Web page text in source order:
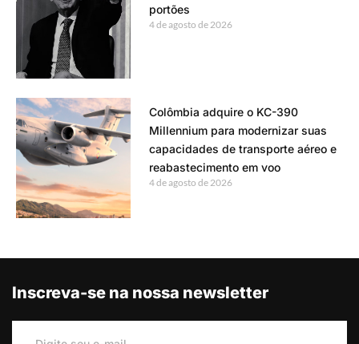
portões
4 de agosto de 2026
Colômbia adquire o KC-390
Millennium para modernizar suas
capacidades de transporte aéreo e
reabastecimento em voo
4 de agosto de 2026
Inscreva-se na nossa newsletter